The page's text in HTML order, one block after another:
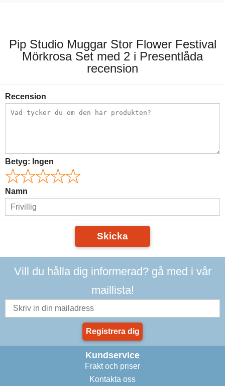
Pip Studio Muggar Stor Flower Festival
Mörkrosa Set med 2 i Presentlåda
recension
Recension
Betyg: Ingen
Namn
Skicka
Vill du hålla dig informerad? gå med i vår
maillista!
Registrera dig
Kundservice
Frakt och priser
Kontakta oss